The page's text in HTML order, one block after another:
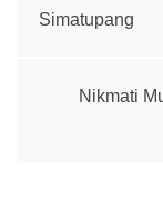
Simatupang
Nikmati